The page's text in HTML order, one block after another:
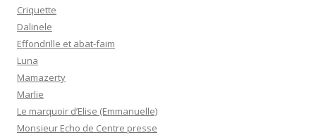
Criquette
Dalinele
Effondrille et abat-faim
Luna
Mamazerty
Marlie
Le marquoir d’Elise (Emmanuelle)
Monsieur Echo de Centre presse